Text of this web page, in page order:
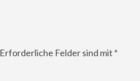
Erforderliche Felder sind mit *